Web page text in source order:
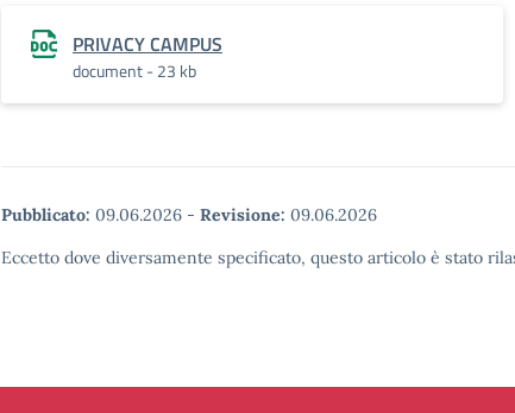
PRIVACY CAMPUS
document - 23 kb
Pubblicato: 09.06.2026 - Revisione: 09.06.2026
Eccetto dove diversamente specificato, questo articolo è stato